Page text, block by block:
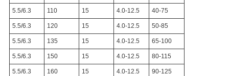
5.5/6.3 110 15 4.0-12.5 40-75
5.5/6.3 120 15 4.0-12.5 50-85
5.5/6.3 135 15 4.0-12.5 65-100
5.5/6.3 150 15 4.0-12.5 80-115
5.5/6.3 160 15 4.0-12.5 90-125